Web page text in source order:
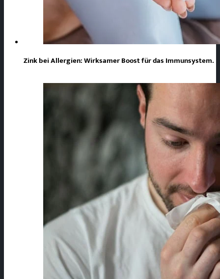
Zink bei Allergien: Wirksamer Boost für das Immunsystem.